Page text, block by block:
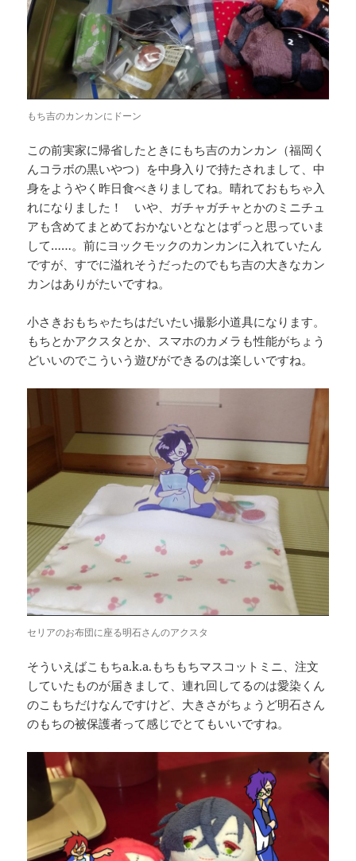
もち吉のカンカンにドーン
この前実家に帰省したときにもち吉のカンカン（福岡く
んコラボの黒いやつ）を中身入りで持たされまして、中
身をようやく昨日食べきりましてね。晴れておもちゃ入
れになりました！ いや、ガチャガチャとかのミニチュ
アも含めてまとめておかないとなとはずっと思っていま
して……。前にヨックモックのカンカンに入れていたん
ですが、すでに溢れそうだったのでもち吉の大きなカン
カンはありがたいですね。
小さきおもちゃたちはだいたい撮影小道具になります。
もちとかアクスタとか、スマホのカメラも性能がちょう
どいいのでこういう遊びができるのは楽しいですね。
セリアのお布団に座る明石さんのアクスタ
そういえばこもちa.k.a.もちもちマスコットミニ、注文
していたものが届きまして、連れ回してるのは愛染くん
のこもちだけなんですけど、大きさがちょうど明石さん
のもちの被保護者って感じでとてもいいですね。